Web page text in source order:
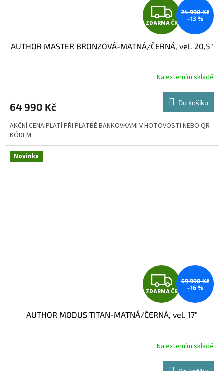
Z
D
A
R
M
A
ZDARMA ČR
74 990 Kč
–13 %
AUTHOR MASTER BRONZOVÁ-MATNÁ/ČERNÁ, vel. 20,5"
Na externím skladě
64 990 Kč Do košíku
AKČNÍ CENA PLATÍ PŘI PLATBĚ BANKOVKAMI V HOTOVOSTI NEBO QR
KÓDEM
Novinka
Z
D
A
R
M
ZDARMA ČR
59 990 Kč
–16 %
AUTHOR MODUS TITAN-MATNÁ/ČERNÁ, vel. 17"
Na externím skladě